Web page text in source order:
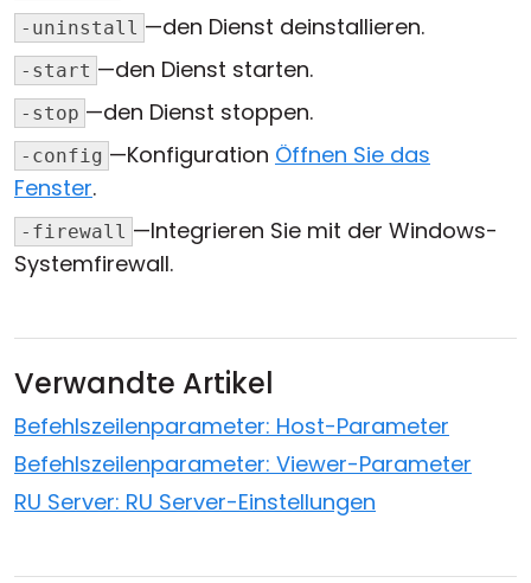
-uninstall —den Dienst deinstallieren.
-start —den Dienst starten.
-stop —den Dienst stoppen.
-config —Konfiguration Öffnen Sie das
Fenster.
-firewall —Integrieren Sie mit der Windows-
Systemfirewall.
Verwandte Artikel
Befehlszeilenparameter: Host-Parameter
Befehlszeilenparameter: Viewer-Parameter
RU Server: RU Server-Einstellungen